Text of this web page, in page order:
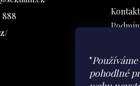
"
pohodlné
888
Moje